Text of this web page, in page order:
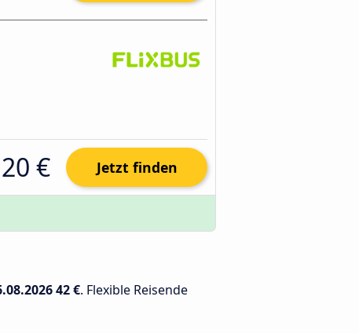
20 € Jetzt finden
42 €. Flexible Reisende